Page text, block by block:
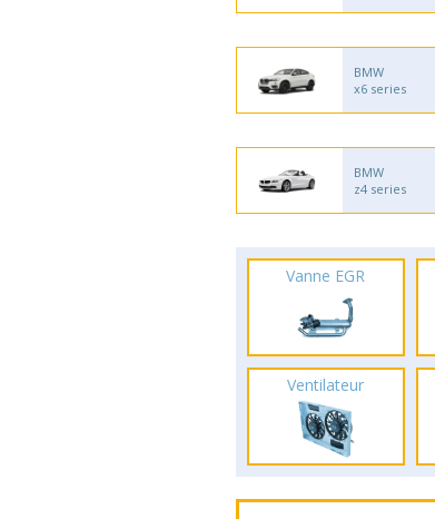
BMW
x6 series
BMW
z4 series
Vanne EGR
Ventilateur